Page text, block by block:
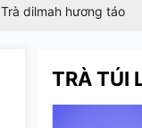
Trà dilmah hương táo
TRÀ TÚI